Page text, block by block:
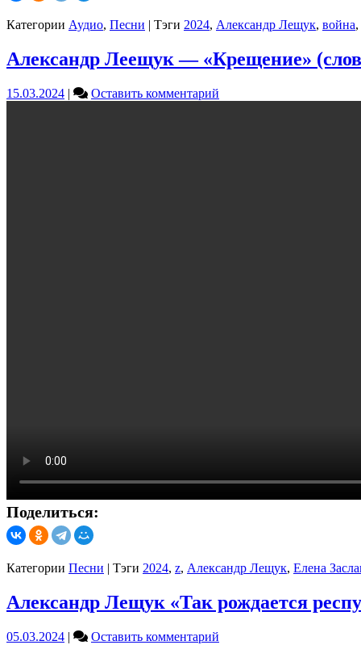
Категории Аудио, Песни | Тэги 2024, Александр Лещук, война,
Александр Леещук — «Крещение»
15.03.2024 | Оставить комментарий
Поделиться:
Категории Песни | Тэги 2024, z, Александр Лещук, Елена
Александр Лещук «Так рождается
05.03.2024 | Оставить комментарий